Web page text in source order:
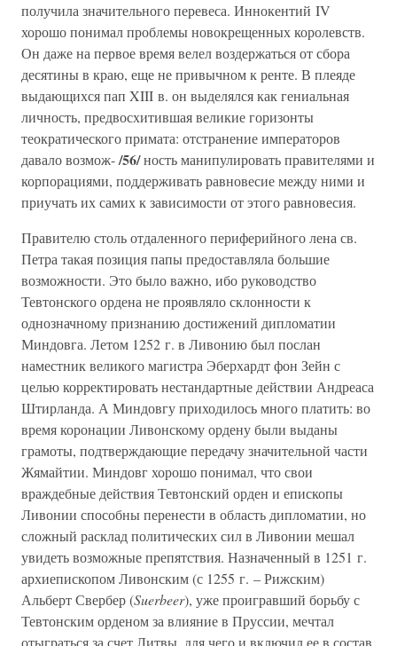
получила значительного перевеса. Иннокентий IV
хорошо понимал проблемы новокрещенных королевств.
Он даже на первое время велел воздержаться от сбора
десятины в краю, еще не привычном к ренте. В плеяде
выдающихся пап XIII в. он выделялся как гениальная
личность, предвосхитившая великие горизонты
теократического примата: отстранение императоров
давало возмож-/56/ность манипулировать правителями и
корпорациями, поддерживать равновесие между ними и
приучать их самих к зависимости от этого равновесия.
Правителю столь отдаленного периферийного лена св.
Петра такая позиция папы предоставляла большие
возможности. Это было важно, ибо руководство
Тевтонского ордена не проявляло склонности к
однозначному признанию достижений дипломатии
Миндовга. Летом 1252 г. в Ливонию был послан
наместник великого магистра Эберхардт фон Зейн с
целью корректировать нестандартные действии Андреаса
Штирланда. А Миндовгу приходилось много платить: во
время коронации Ливонскому ордену были выданы
грамоты, подтверждающие передачу значительной части
Жямайтии. Миндовг хорошо понимал, что свои
враждебные действия Тевтонский орден и епископы
Ливонии способны перенести в область дипломатии, но
сложный расклад политических сил в Ливонии мешал
увидеть возможные препятствия. Назначенный в 1251 г.
архиепископом Ливонским (с 1255 г. – Рижским)
Альберт Свербер (Suerbeer), уже проигравший борьбу с
Тевтонским орденом за влияние в Пруссии, мечтал
отыграться за счет Литвы, для чего и включил ее в состав